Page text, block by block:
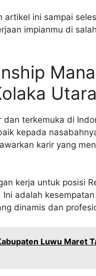
ini sampai
impianmu di
Utara
terkemuka di
kepada
karir yang
kerja untuk posisi
adalah
dinamis dan
Luwu Maret